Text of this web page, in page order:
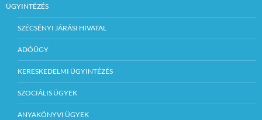
ÜGYINTÉZÉS
SZÉCSÉNYI JÁRÁSI HIVATAL
ADÓÜGY
KERESKEDELMI ÜGYINTÉZÉS
SZOCIÁLIS ÜGYEK
ANYAKÖNYVI ÜGYEK